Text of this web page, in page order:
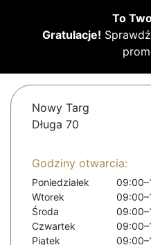
To
Gratulacje!
Nowy Targ
Długa 70
Godziny otwarcia:
Poniedziałek
Wtorek
Środa
Czwartek
Piątek